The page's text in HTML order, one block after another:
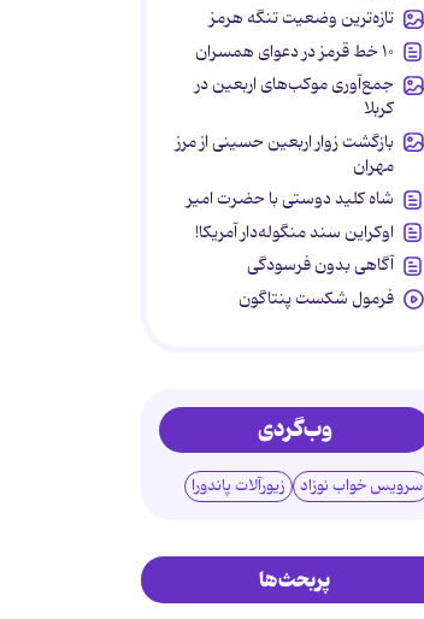
تازه‌ترین وضعیت تنگه هرمز
۱۰ خط قرمز در دعوای همسران
جمع‌آوری موکب‌های اربعین در
کربلا
بازگشت زوار اربعین حسینی از مرز
مهران
شاه کلید دوستی با حضرت امیر
اوکراین سند منگوله‌دار آمریکا!
آگاهی بدون فرسودگی
فرمول شکست پنتاگون
وب‌گردی
سرویس خواب نوزاد زیورآلات پاندورا
پربحث‌ها